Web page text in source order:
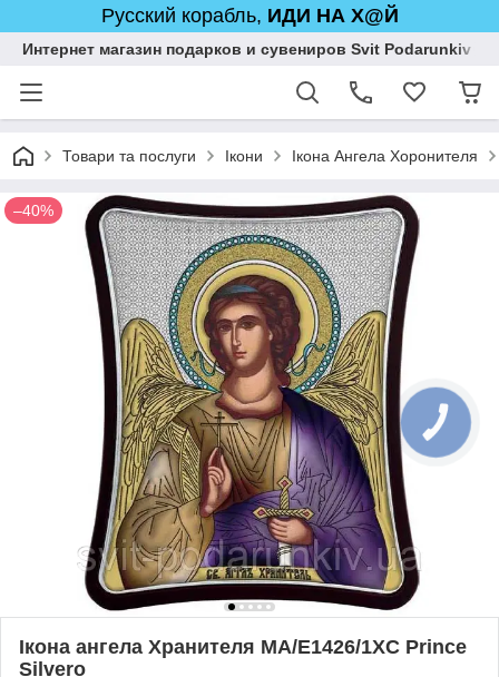
Русский корабль, ИДИ НА Х@Й
Интернет магазин подарков и сувениров Svit Podarunkiv
Товари та послуги Ікони Ікона Ангела Хоронителя
–40%
Ікона ангела Хранителя MA/E1426/1XC Prince
Silvero